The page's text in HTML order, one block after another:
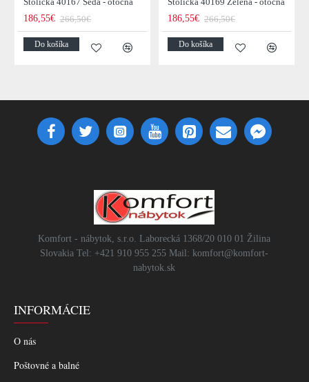
186,55€ 266,50€
Do košíka
186,55€ 266,50€
Do košíka
Komfort - nábytok, s.r.o. Laborecká 1368/20 010 01 Žilina
Slovakia Tel: +421 910 955 255 Mail: komfort@komfort-
nabytok.sk
INFORMÁCIE
O nás
Poštovné a balné